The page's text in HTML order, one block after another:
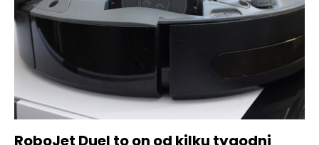
RoboJet Duel to on od kilku tygodni